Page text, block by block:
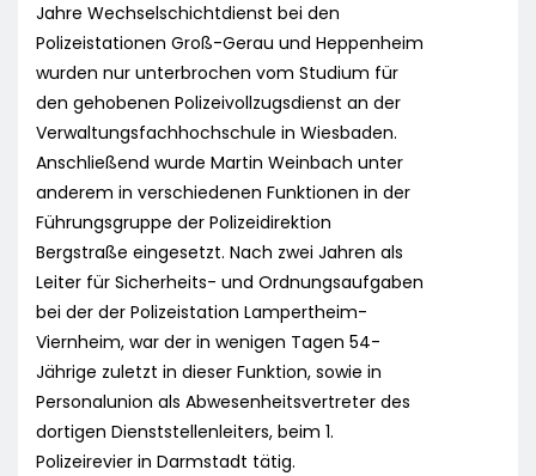
Jahre Wechselschichtdienst bei den
Polizeistationen Groß-Gerau und Heppenheim
wurden nur unterbrochen vom Studium für
den gehobenen Polizeivollzugsdienst an der
Verwaltungsfachhochschule in Wiesbaden.
Anschließend wurde Martin Weinbach unter
anderem in verschiedenen Funktionen in der
Führungsgruppe der Polizeidirektion
Bergstraße eingesetzt. Nach zwei Jahren als
Leiter für Sicherheits- und Ordnungsaufgaben
bei der der Polizeistation Lampertheim-
Viernheim, war der in wenigen Tagen 54-
Jährige zuletzt in dieser Funktion, sowie in
Personalunion als Abwesenheitsvertreter des
dortigen Dienststellenleiters, beim 1.
Polizeirevier in Darmstadt tätig.